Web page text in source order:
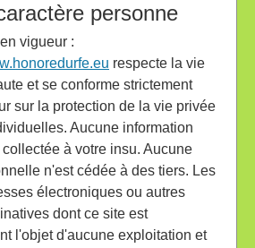
personne
vigueur :
respecte la vie
et se conforme strictement
sur la protection de la vie privée
Aucune information
à votre insu. Aucune
n'est cédée à des tiers. Les
électroniques ou autres
dont ce site est
l'objet d'aucune exploitation et